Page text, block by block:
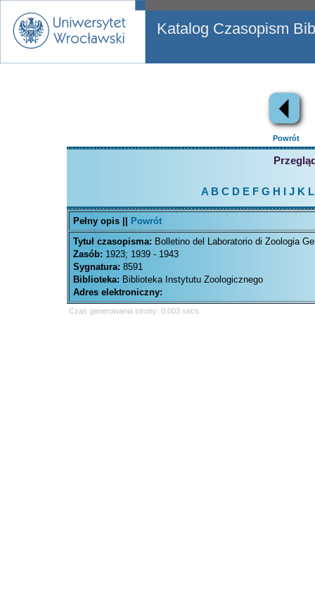
Katalog Czasopism
Powrót
A B C D EFG H J K L
Pełny opis ||
Powrót
Tytuł czasopisma: Bolletino del Laboratorio di Zoologia
Zasób: 1923; 1939 - 1943
Sygnatura: 8591
Biblioteka: Biblioteka Instytutu Zoologicznego
Adres elektroniczny:
Czas generowania strony: 0.003 secs.